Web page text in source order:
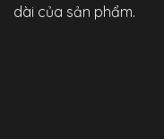
dài của sản phẩm.